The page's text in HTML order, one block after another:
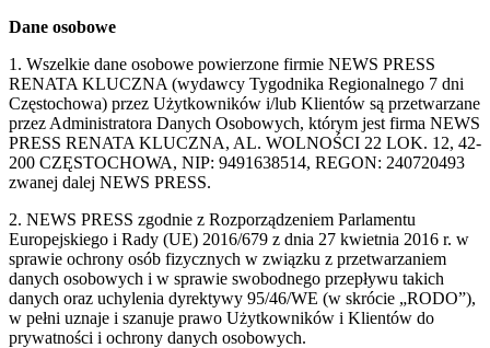
Dane osobowe
1. Wszelkie dane osobowe powierzone firmie NEWS PRESS
RENATA KLUCZNA (wydawcy Tygodnika Regionalnego 7 dni
Częstochowa) przez Użytkowników i/lub Klientów są przetwarzane
przez Administratora Danych Osobowych, którym jest firma NEWS
PRESS RENATA KLUCZNA, AL. WOLNOŚCI 22 LOK. 12, 42-
200 CZĘSTOCHOWA, NIP: 9491638514, REGON: 240720493
zwanej dalej NEWS PRESS.
2. NEWS PRESS zgodnie z Rozporządzeniem Parlamentu
Europejskiego i Rady (UE) 2016/679 z dnia 27 kwietnia 2016 r. w
sprawie ochrony osób fizycznych w związku z przetwarzaniem
danych osobowych i w sprawie swobodnego przepływu takich
danych oraz uchylenia dyrektywy 95/46/WE (w skrócie „RODO”),
w pełni uznaje i szanuje prawo Użytkowników i Klientów do
prywatności i ochrony danych osobowych.